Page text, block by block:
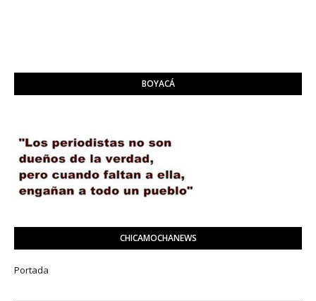
BOYACÁ
CHICAMOCHANEWS
Portada